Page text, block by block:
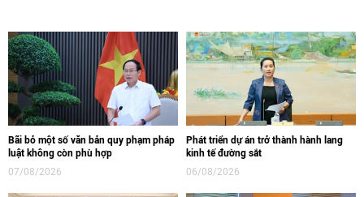
Bãi bỏ một số văn bản quy phạm pháp
luật không còn phù hợp
07/08/2026
Phát triển dự án trở thành hành lang
kinh tế đường sắt
06/08/2026